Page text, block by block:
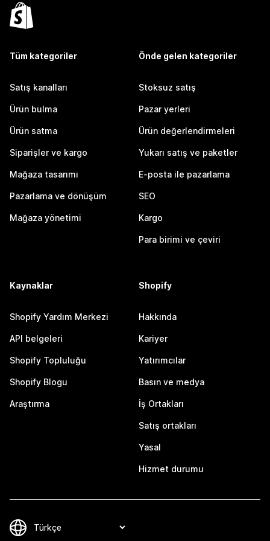
Tüm kategoriler
Satış kanalları
Ürün bulma
Ürün satma
Siparişler ve kargo
Mağaza tasarımı
Pazarlama ve dönüşüm
Mağaza yönetimi
Önde gelen kategoriler
Stoksuz satış
Pazar yerleri
Ürün değerlendirmeleri
Yukarı satış ve paketler
E-posta ile pazarlama
SEO
Kargo
Para birimi ve çeviri
Kaynaklar
Shopify Yardım Merkezi
API belgeleri
Shopify Topluluğu
Shopify Blogu
Araştırma
Shopify
Hakkında
Kariyer
Yatırımcılar
Basın ve medya
İş Ortakları
Satış ortakları
Yasal
Hizmet durumu